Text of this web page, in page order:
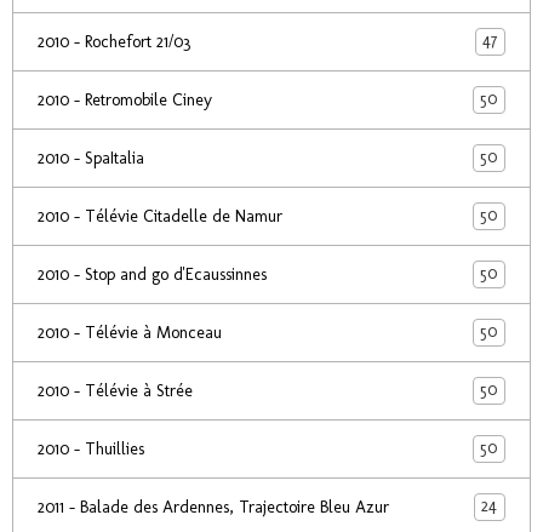
2010 - Rochefort 21/03 47
2010 - Retromobile Ciney 50
2010 - SpaItalia 50
2010 - Télévie Citadelle de Namur 50
2010 - Stop and go d'Ecaussinnes 50
2010 - Télévie à Monceau 50
2010 - Télévie à Strée 50
2010 - Thuillies 50
2011 - Balade des Ardennes, Trajectoire Bleu Azur 24